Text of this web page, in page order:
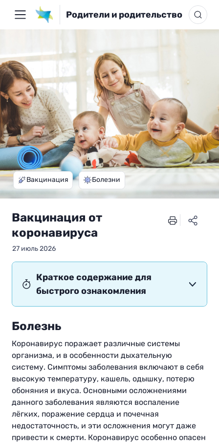
Родители и родительство
Вакцинация Болезни
Вакцинация от
коронавируса
27 июль 2026
Краткое содержание для
быстрого ознакомления
Болезнь
Коронавирус поражает различные системы
организма, и в особенности дыхательную
систему. Симптомы заболевания включают в себя
высокую температуру, кашель, одышку, потерю
обоняния и вкуса. Основными осложнениями
данного заболевания являются воспаление
лёгких, поражение сердца и почечная
недостаточность, и эти осложнения могут даже
привести к смерти. Коронавирус особенно опасен